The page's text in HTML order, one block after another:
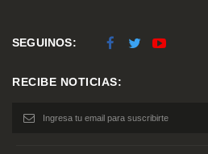
SEGUINOS:
RECIBE NOTICIAS: